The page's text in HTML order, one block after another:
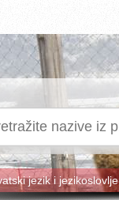
jezik i jezikoslovlje